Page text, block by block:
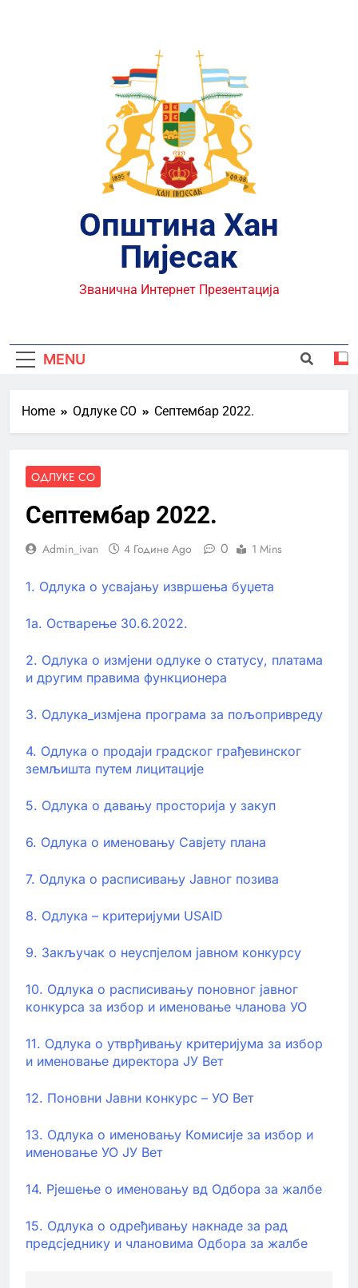
Општина Хан
Пијесак
Званична Интернет Презентација
MENU
Home Одлуке СО Септембар 2022.
ОДЛУКЕ СО
Септембар 2022.
Admin_ivan 4 Године Ago 0 1 Mins
1. Одлука о усвајању извршења буџета
1а. Остварење 30.6.2022.
2. Одлука о измјени одлуке о статусу, платама
и другим правима функционера
3. Одлука_измјена програма за пољопривреду
4. Одлука о продаји градског грађевинског
земљишта путем лицитације
5. Одлука о давању просторија у закуп
6. Одлука о именовању Савјету плана
7. Oдлука о расписивању Јавног позива
8. Одлука – критеријуми USAID
9. Закључак о неуспјелом јавном конкурсу
10. Одлука о расписивању поновног јавног
конкурса за избор и именовање чланова УО
11. Одлука о утврђивању критеријума за избор
и именовање директора ЈУ Вет
12. Поновни Јавни конкурс – УО Вет
13. Одлука о именовању Комисије за избор и
именовање УО ЈУ Вет
14. Рјешење о именовању вд Одбора за жалбе
15. Одлука о одређивању накнаде за рад
предсједнику и члановима Одбора за жалбе